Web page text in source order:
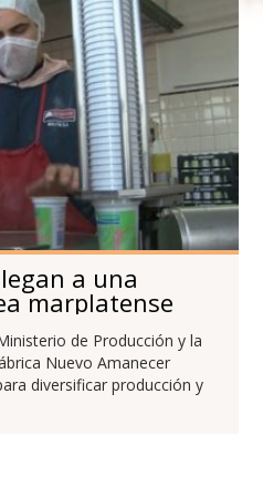
a una
marplatense
de Producción y la
Nuevo Amanecer
diversificar producción y